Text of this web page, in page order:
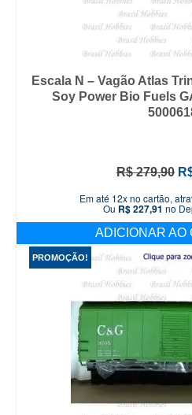
Escala N – Vagão Atlas
Soy Power Bio Fuels
R$279,90 O
Em até 12x no cartão,
Ou R$227,91 no
ADICIONAR AO
PROMOÇÃO!